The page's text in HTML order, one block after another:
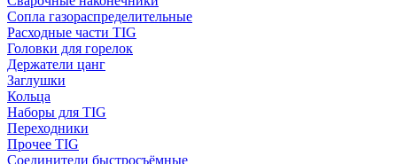
Сопла газораспределительные
Расходные части TIG
Головки для горелок
Держатели цанг
Заглушки
Кольца
Наборы для TIG
Переходники
Прочее TIG
Соединители быстросъёмные